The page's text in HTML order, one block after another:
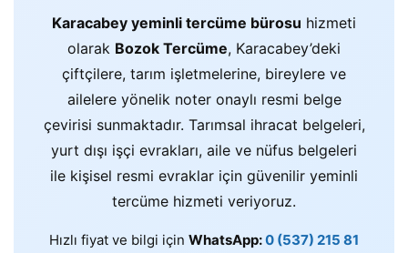
Karacabey yeminli tercüme bürosu hizmeti
olarak Bozok Tercüme, Karacabey’deki
çiftçilere, tarım işletmelerine, bireylere ve
ailelere yönelik noter onaylı resmi belge
çevirisi sunmaktadır. Tarımsal ihracat belgeleri,
yurt dışı işçi evrakları, aile ve nüfus belgeleri
ile kişisel resmi evraklar için güvenilir yeminli
tercüme hizmeti veriyoruz.
Hızlı fiyat ve bilgi için WhatsApp:0 (537) 215 81